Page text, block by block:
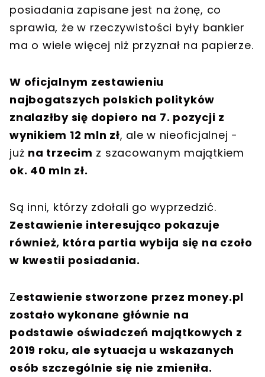
posiadania zapisane jest na żonę, co
sprawia, że w rzeczywistości były bankier
ma o wiele więcej niż przyznał na papierze.
W oficjalnym zestawieniu
najbogatszych polskich polityków
znalazłby się dopiero na 7. pozycji z
wynikiem 12 mln zł, ale w nieoficjalnej -
już na trzecim z szacowanym majątkiem
ok. 40 mln zł.
Są inni, którzy zdołali go wyprzedzić.
Zestawienie interesująco pokazuje
również, która partia wybija się na czoło
w kwestii posiadania.
Zestawienie stworzone przez money.pl
zostało wykonane głównie na
podstawie oświadczeń majątkowych z
2019 roku, ale sytuacja u wskazanych
osób szczególnie się nie zmieniła.